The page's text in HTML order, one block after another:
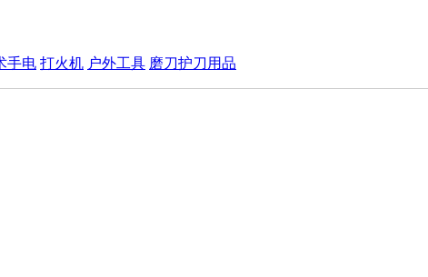
手电 打火机 户外工具 磨刀护刀用品